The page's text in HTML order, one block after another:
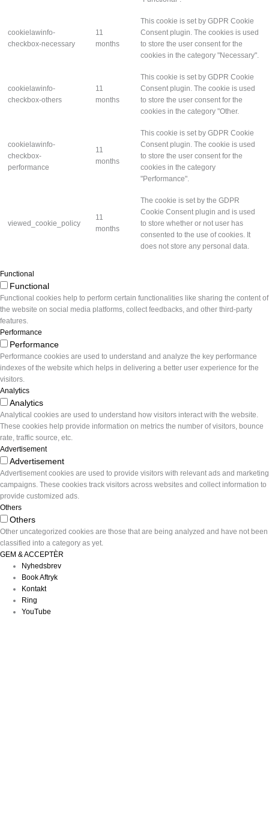
cookielawinfo-
checkbox-necessary
11
months
This cookie is set by GDPR Cookie
Consent plugin. The cookies is used
to store the user consent for the
cookies in the category "Necessary".
cookielawinfo-
checkbox-others
11
months
This cookie is set by GDPR Cookie
Consent plugin. The cookie is used
to store the user consent for the
cookies in the category "Other.
cookielawinfo-
checkbox-
performance
11
months
This cookie is set by GDPR Cookie
Consent plugin. The cookie is used
to store the user consent for the
cookies in the category
"Performance".
viewed_cookie_policy
11
months
The cookie is set by the GDPR
Cookie Consent plugin and is used
to store whether or not user has
consented to the use of cookies. It
does not store any personal data.
Functional
Functional
Functional cookies help to perform certain functionalities like sharing the content of
the website on social media platforms, collect feedbacks, and other third-party
features.
Performance
Performance
Performance cookies are used to understand and analyze the key performance
indexes of the website which helps in delivering a better user experience for the
visitors.
Analytics
Analytics
Analytical cookies are used to understand how visitors interact with the website.
These cookies help provide information on metrics the number of visitors, bounce
rate, traffic source, etc.
Advertisement
Advertisement
Advertisement cookies are used to provide visitors with relevant ads and marketing
campaigns. These cookies track visitors across websites and collect information to
provide customized ads.
Others
Others
Other uncategorized cookies are those that are being analyzed and have not been
classified into a category as yet.
GEM & ACCEPTÈR
Nyhedsbrev
Book Aftryk
Kontakt
Ring
YouTube